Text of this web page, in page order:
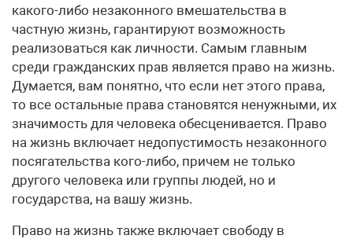
какого-либо незаконного вмешательства в
частную жизнь, гарантируют возможность
реализоваться как личности. Самым главным
среди гражданских прав является право на жизнь.
Думается, вам понятно, что если нет этого права,
то все остальные права становятся ненужными, их
значимость для человека обесценивается. Право
на жизнь включает недопустимость незаконного
посягательства кого-либо, причем не только
другого человека или группы людей, но и
государства, на вашу жизнь.
Право на жизнь также включает свободу в